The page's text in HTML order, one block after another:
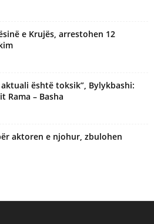
e Krujës, arrestohen 12
është toksik”, Bylykbashi:
Rama – Basha
aktoren e njohur, zbulohen